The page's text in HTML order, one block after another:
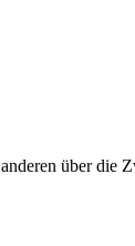
über